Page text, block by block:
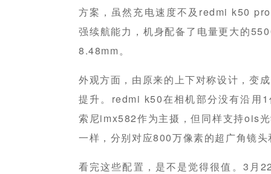
方案，虽然充电速度不及redmi k50
强续航能力，机身配备了电量更大的
8.48mm。
外观方面，由原来的上下对称设计，变
提升。redmi k50在相机部分没有沿用
索尼imx582作为主摄，但同样支持ois
一样，分别对应800万像素的超广角镜
看完这些配置，是不是觉得很值。3月